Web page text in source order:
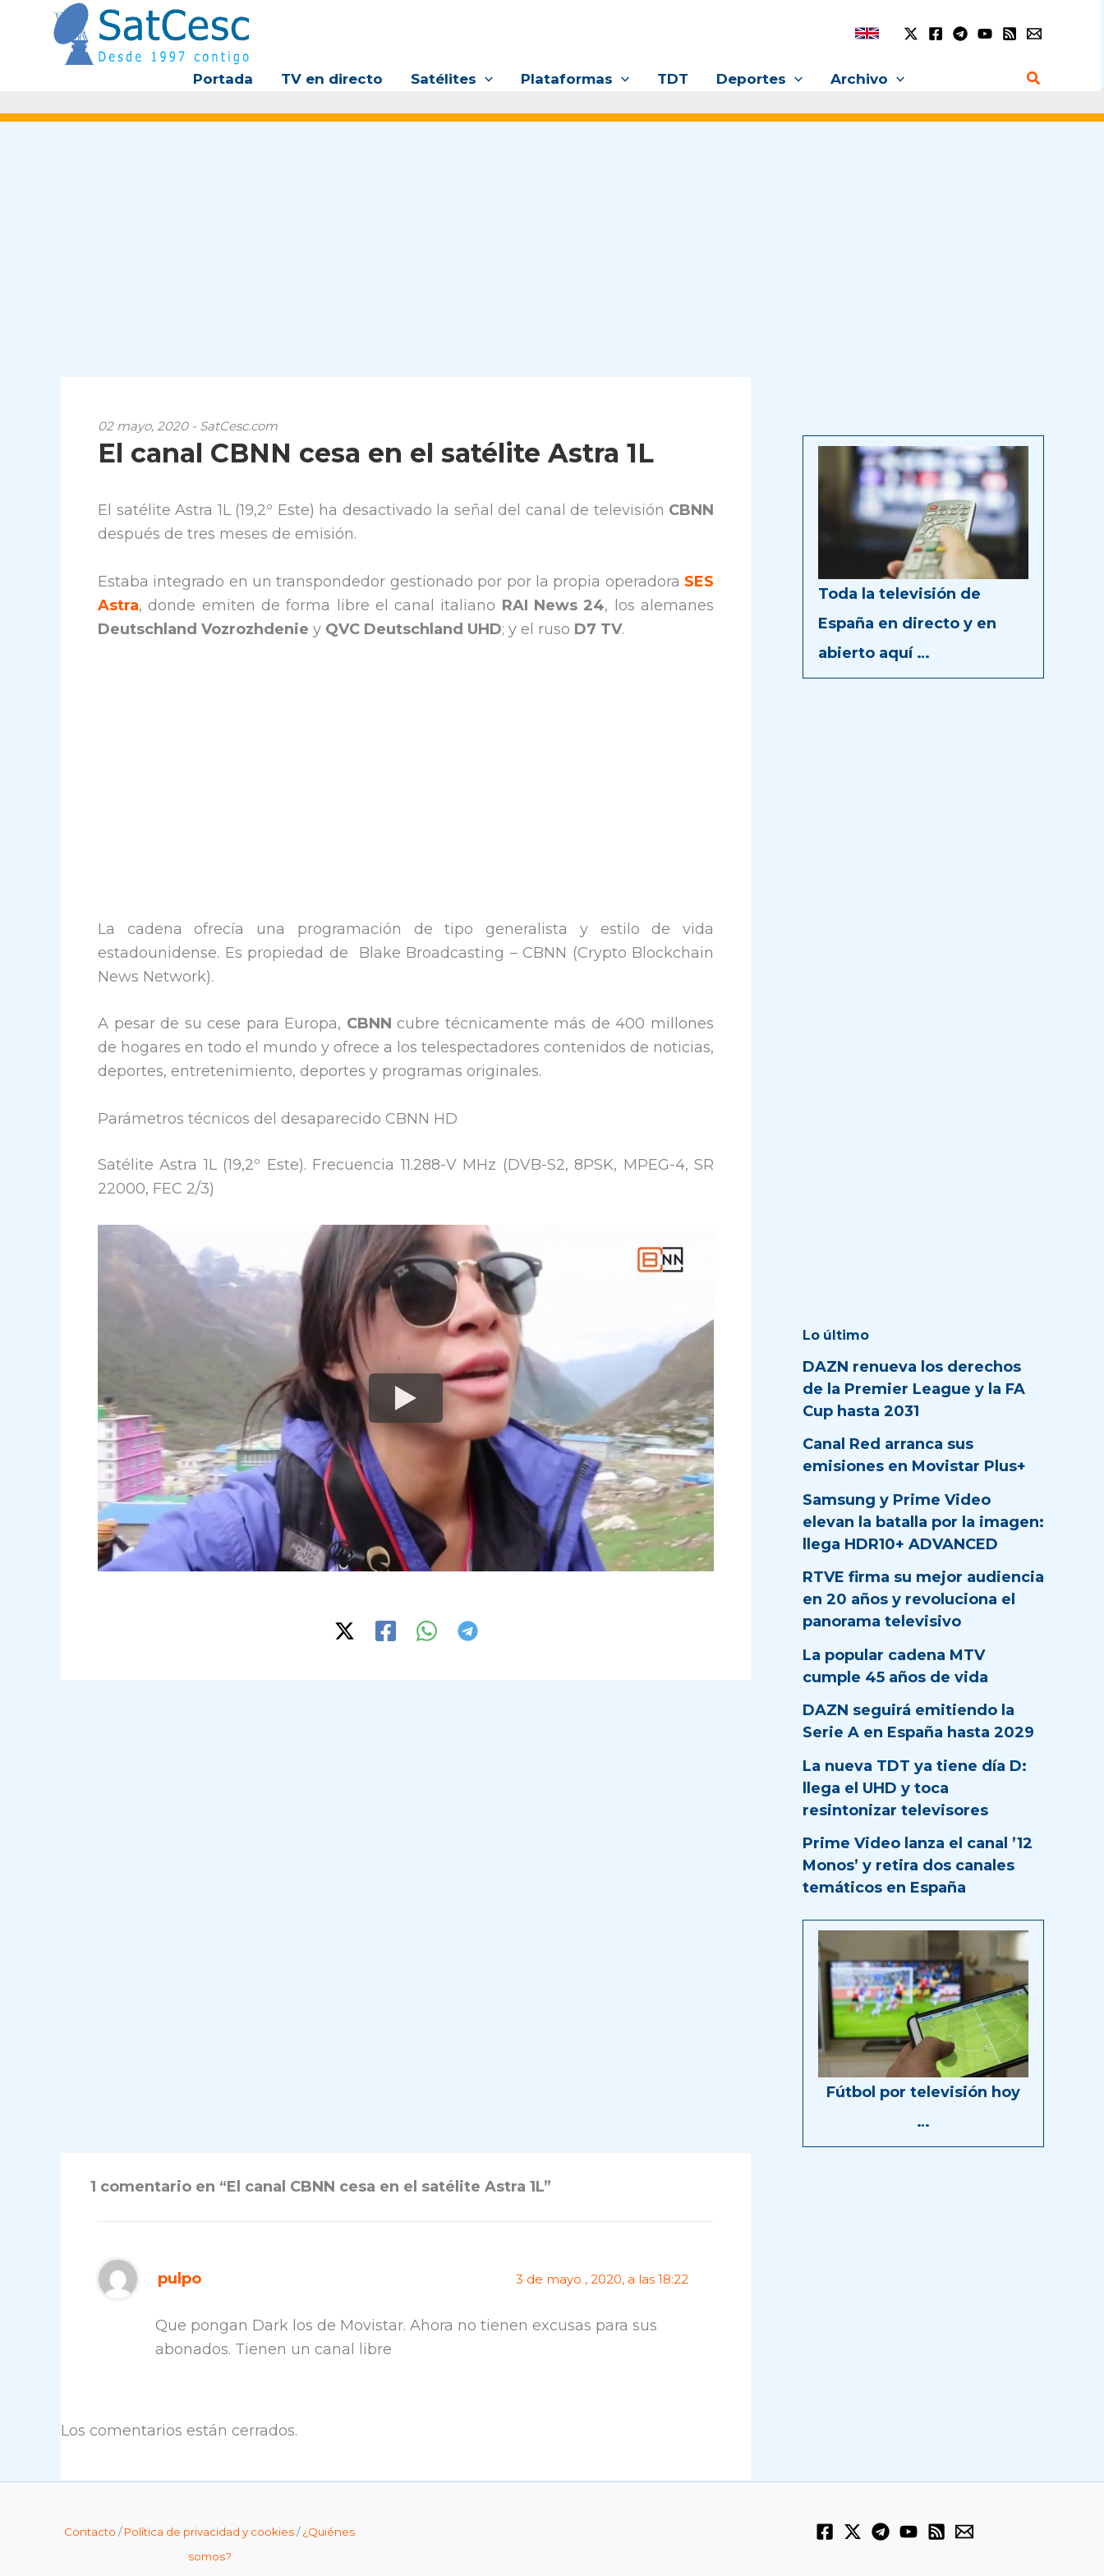
contenido
Portada TV en directo Satélites Plataformas TDT Deportes Archivo Buscar
02 mayo, 2020 - SatCesc.com
El canal CBNN cesa en el satélite Astra 1L
El satélite Astra 1L (19,2º Este) ha desactivado la señal del canal de televisión CBNN
después de tres meses de emisión.
Estaba integrado en un transpondedor gestionado por por la propia operadora SES
Astra, donde emiten de forma libre el canal italiano RAI News 24, los alemanes
Deutschland Vozrozhdenie y QVC Deutschland UHD; y el ruso D7 TV.
La cadena ofrecía una programación de tipo generalista y estilo de vida
estadounidense. Es propiedad de Blake Broadcasting – CBNN (Crypto Blockchain
News Network).
A pesar de su cese para Europa, CBNN cubre técnicamente más de 400 millones
de hogares en todo el mundo y ofrece a los telespectadores contenidos de noticias,
deportes, entretenimiento, deportes y programas originales.
Parámetros técnicos del desaparecido CBNN HD
Satélite Astra 1L (19,2º Este). Frecuencia 11.288-V MHz (DVB-S2, 8PSK, MPEG-4, SR
22000, FEC 2/3)
1 comentario en “El canal CBNN cesa en el satélite Astra 1L”
pulpo 3 de mayo , 2020, a las 18:22
Que pongan Dark los de Movistar. Ahora no tienen excusas para sus
abonados. Tienen un canal libre
Los comentarios están cerrados.
Toda la televisión de
España en directo y en
abierto aquí …
Lo último
DAZN renueva los derechos
de la Premier League y la FA
Cup hasta 2031
Canal Red arranca sus
emisiones en Movistar Plus+
Samsung y Prime Video
elevan la batalla por la imagen:
llega HDR10+ ADVANCED
RTVE firma su mejor audiencia
en 20 años y revoluciona el
panorama televisivo
La popular cadena MTV
cumple 45 años de vida
DAZN seguirá emitiendo la
Serie A en España hasta 2029
La nueva TDT ya tiene día D:
llega el UHD y toca
resintonizar televisores
Prime Video lanza el canal ’12
Monos’ y retira dos canales
temáticos en España
Fútbol por televisión hoy
…
Contacto /Política de privacidad y cookies/¿Quiénes
somos?